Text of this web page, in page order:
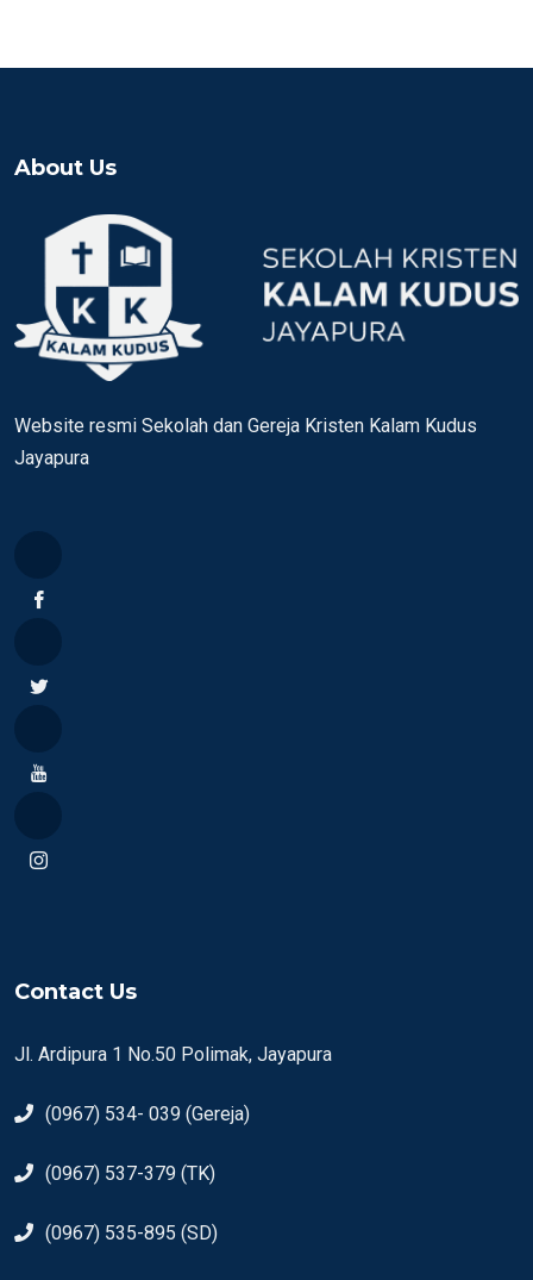
About Us
Website resmi Sekolah dan Gereja Kristen Kalam Kudus
Jayapura
Contact Us
Jl. Ardipura 1 No.50 Polimak, Jayapura
(0967) 534- 039 (Gereja)
(0967) 537-379 (TK)
(0967) 535-895 (SD)